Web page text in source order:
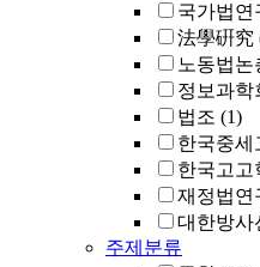
국가법연
法學硏究
노동법논
정보과학
법조 (1)
한국중세
한국고고
재정법연
대한방사
주제분류